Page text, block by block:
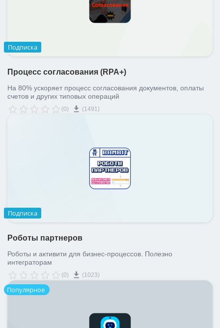
Подписка
Процесс согласования (RPA+)
На 80% ускоряет процесс согласования документов, оплаты
счетов и других типовых операций
(0) (1491)
Подписка
Роботы партнеров
Роботы и активити для бизнес-процессов. Полезно
интеграторам
(0) (1023)
Популярное